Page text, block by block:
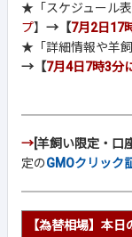
★「スケジュール
プ】 →【7月2日17
★「詳細情報や羊
→【7月4日7時3分
→[羊飼い限定・口
定のGMOクリック
【為替相場】本